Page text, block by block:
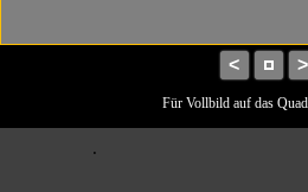
< >
Für Vollbild auf das
.